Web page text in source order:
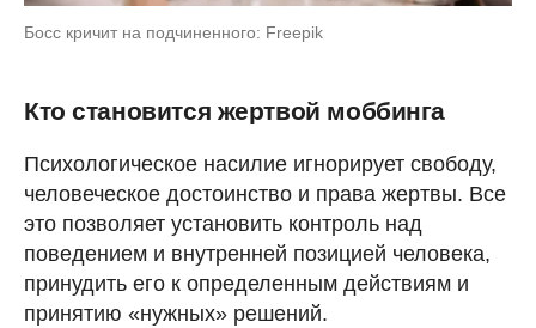
Босс кричит на подчиненного: Freepik
Кто становится жертвой моббинга
Психологическое насилие игнорирует свободу,
человеческое достоинство и права жертвы. Все
это позволяет установить контроль над
поведением и внутренней позицией человека,
принудить его к определенным действиям и
принятию «нужных» решений.